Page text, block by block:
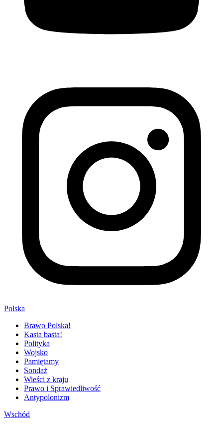
Polska
Brawo Polska!
Kasta basta!
Polityka
Wojsko
Pamiętamy
Sondaż
Wieści z kraju
Prawo i Sprawiedliwość
Antypolonizm
Wschód